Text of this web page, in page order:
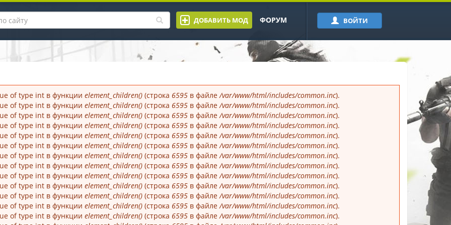
ПОИСКА
ПОИСК
ПО
ДОБАВИТЬ МОД ФОРУМ ВОЙТИ
of type int в функции element_children() (строка 6595 в файле/var/www/html/includes/common.inc).
of type int в функции element_children() (строка 6595 в файле/var/www/html/includes/common.inc).
of type int в функции element_children() (строка 6595 в файле/var/www/html/includes/common.inc).
of type int в функции element_children() (строка 6595 в файле/var/www/html/includes/common.inc).
of type int в функции element_children() (строка 6595 в файле/var/www/html/includes/common.inc).
of type int в функции element_children() (строка 6595 в файле/var/www/html/includes/common.inc).
of type int в функции element_children() (строка 6595 в файле/var/www/html/includes/common.inc).
of type int в функции element_children() (строка 6595 в файле/var/www/html/includes/common.inc).
of type int в функции element_children() (строка 6595 в файле/var/www/html/includes/common.inc).
of type int в функции element_children() (строка 6595 в файле/var/www/html/includes/common.inc).
of type int в функции element_children() (строка 6595 в файле/var/www/html/includes/common.inc).
of type int в функции element_children() (строка 6595 в файле/var/www/html/includes/common.inc).
of type int в функции element_children() (строка 6595 в файле/var/www/html/includes/common.inc).